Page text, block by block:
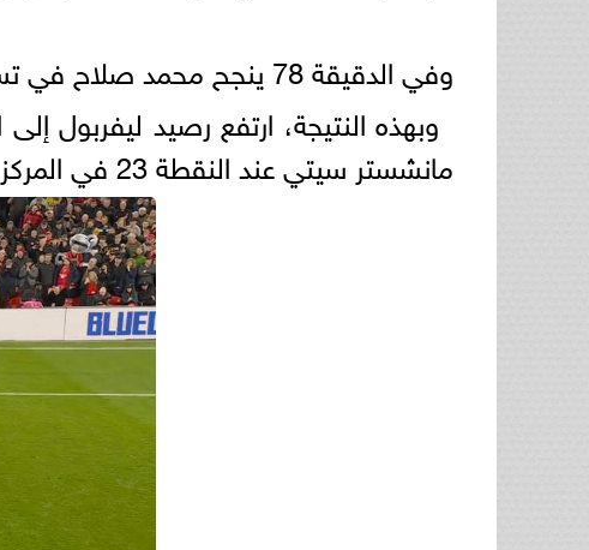
وفي الدقيقة 78 ينجح محمد صلاح في تسجيل ثاني أهداف ليفربول من علامة الجزاء.
مانشستر سيتي عند النقطة 23 في المركز الخامس.